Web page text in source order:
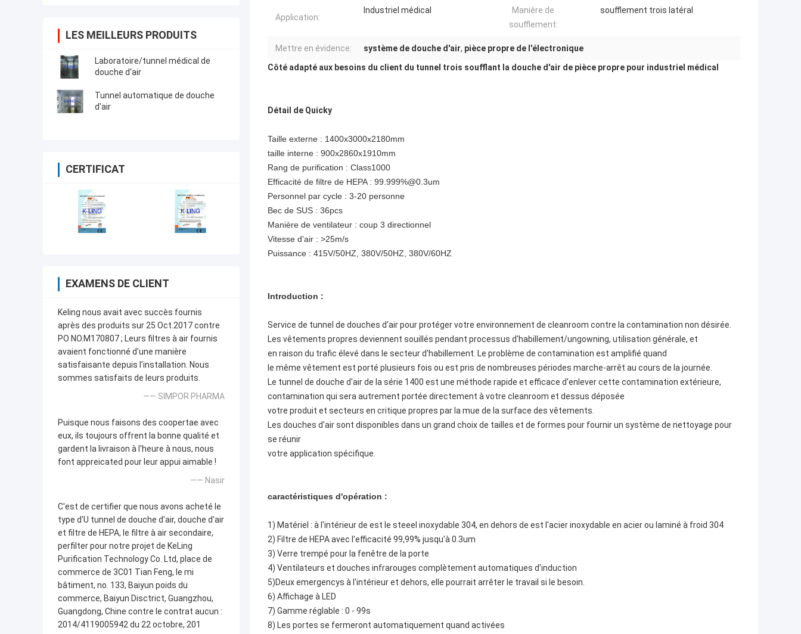
LES MEILLEURS PRODUITS
Laboratoire/tunnel médical de
douche d'air
Tunnel automatique de douche
d'air
CERTIFICAT
EXAMENS DE CLIENT
Keling nous avait avec succès fournis
après des produits sur 25 Oct.2017 contre
PO NO.M170807 ; Leurs filtres à air fournis
avaient fonctionné d'une manière
satisfaisante depuis l'installation. Nous
sommes satisfaits de leurs produits.
—— SIMPOR PHARMA
Puisque nous faisons des coopertae avec
eux, ils toujours offrent la bonne qualité et
gardent la livraison à l'heure à nous, nous
font appreicated pour leur appui aimable !
—— Nasir
C'est de certifier que nous avons acheté le
type d'U tunnel de douche d'air, douche d'air
et filtre de HEPA, le filtre à air secondaire,
perfilter pour notre projet de KeLing
Purification Technology Co. Ltd, place de
commerce de 3C01 Tian Feng, le mi
bâtiment, no. 133, Baiyun poids du
commerce, Baiyun Disctrict, Guangzhou,
Guangdong, Chine contre le contrat aucun :
2014/4119005942 du 22 octobre, 201
Application:
Industriel médical
Manière de
soufflement:
soufflement trois latéral
Mettre en évidence: système de douche d'air, pièce propre de l'électronique
Côté adapté aux besoins du client du tunnel trois soufflant la douche d'air de pièce propre pour industriel médical
Détail de Quicky
Taille externe : 1400x3000x2180mm
taille interne : 900x2860x1910mm
Rang de purification : Class1000
Efficacité de filtre de HEPA : 99.999%@0.3um
Personnel par cycle : 3-20 personne
Bec de SUS : 36pcs
Manière de ventilateur : coup 3 directionnel
Vitesse d'air : >25m/s
Puissance : 415V/50HZ, 380V/50HZ, 380V/60HZ
Introduction :
Service de tunnel de douches d'air pour protéger votre environnement de cleanroom contre la contamination non désirée.
Les vêtements propres deviennent souillés pendant processus d'habillement/ungowning, utilisation générale, et
en raison du trafic élevé dans le secteur d'habillement. Le problème de contamination est amplifié quand
le même vêtement est porté plusieurs fois ou est pris de nombreuses périodes marche-arrêt au cours de la journée.
Le tunnel de douche d'air de la série 1400 est une méthode rapide et efficace d'enlever cette contamination extérieure,
contamination qui sera autrement portée directement à votre cleanroom et dessus déposée
votre produit et secteurs en critique propres par la mue de la surface des vêtements.
Les douches d'air sont disponibles dans un grand choix de tailles et de formes pour fournir un système de nettoyage pour
se réunir
votre application spécifique.
caractéristiques d'opération :
1) Matériel : à l'intérieur de est le steeel inoxydable 304, en dehors de est l'acier inoxydable en acier ou laminé à froid 304
2) Filtre de HEPA avec l'efficacité 99,99% jusqu'à 0.3um
3) Verre trempé pour la fenêtre de la porte
4) Ventilateurs et douches infrarouges complètement automatiques d'induction
5)Deux emergencys à l'intérieur et dehors, elle pourrait arrêter le travail si le besoin.
6) Affichage à LED
7) Gamme réglable : 0 - 99s
8) Les portes se fermeront automatiquement quand activées